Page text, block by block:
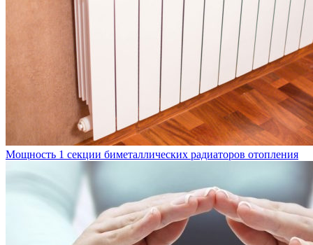
Мощность 1 секции биметаллических радиаторов отопления